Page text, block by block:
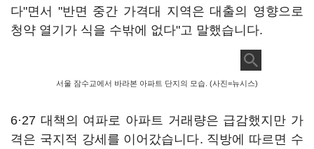
다"면서 "반면 중간 가격대 지역은 대출의 영향으로
청약 열기가 식을 수밖에 없다"고 말했습니다.
서울 잠수교에서 바라본 아파트 단지의 모습. (사진=뉴시스)
6·27 대책의 여파로 아파트 거래량은 급감했지만 가
격은 국지적 강세를 이어갔습니다. 직방에 따르면 수